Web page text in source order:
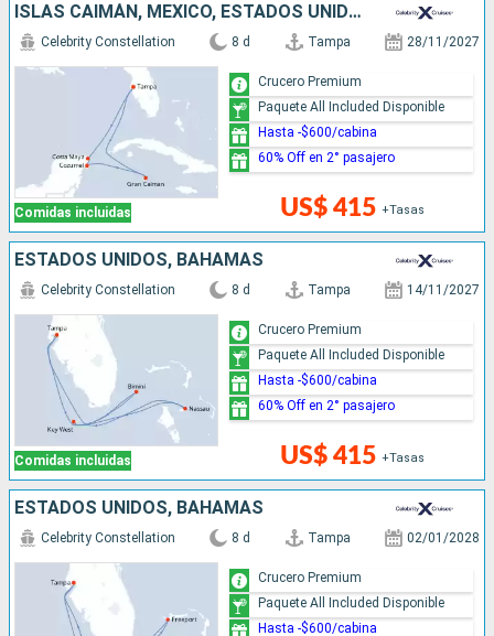
ISLAS CAIMÁN, MÉXICO, ESTADOS UNIDOS
Comidas incluidas
Celebrity Constellation 8 d Tampa 28/11/2027
US$ 415 +Tasas
Crucero Premium
Paquete All Included Disponible
Hasta -$600/cabina
60% Off en 2° pasajero
ESTADOS UNIDOS, BAHAMAS
Comidas incluidas
Celebrity Constellation 8 d Tampa 14/11/2027
US$ 415 +Tasas
Crucero Premium
Paquete All Included Disponible
Hasta -$600/cabina
60% Off en 2° pasajero
ESTADOS UNIDOS, BAHAMAS
Celebrity Constellation 8 d Tampa 02/01/2028
Crucero Premium
Paquete All Included Disponible
Hasta -$600/cabina